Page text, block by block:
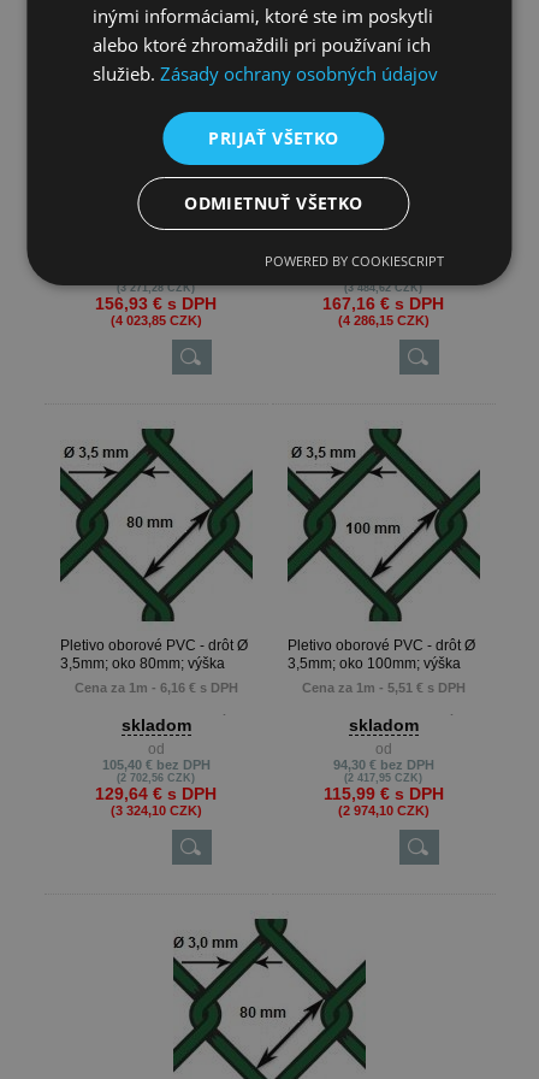
Pletivo oborové PVC - drôt Ø
4,0mm; oko 125mm; výška
Cena za 1m - 7,45 € s DPH
Ø 4,0 mm s poplastovaním
skladom
(3 271,28 CZK)
156,93 € s DPH
(4 023,85 CZK)
Pletivo oborové PVC - drôt Ø
4,0mm; oko 100mm; výška
200cmCena za 1m - 7,94 € s DPH
Ø 4,0 mm s poplastovaním
skladom
od
(3 484,62 CZK)
167,16 € s DPH
(4 286,15 CZK)
Pletivo oborové PVC - drôt Ø
3,5mm; oko 80mm; výška
200cm
Cena za 1m - 6,16 € s DPH
Ø 3,5mm s poplastovaním
Ø 2,5mm drôt
skladom
od
105,40 € bez DPH
(2 702,56 CZK)
129,64 € s DPH
(3 324,10 CZK)
Pletivo oborové PVC - drôt Ø
3,5mm; oko 100mm; výška
200cm
Cena za 1m - 5,51 € s DPH
Ø 3,5mm s poplastovaním
Ø 2,5mm drôt
skladom
od
94,30 € bez DPH
(2 417,95 CZK)
115,99 € s DPH
(2 974,10 CZK)
inými informáciami, ktoré ste im poskytli
alebo ktoré zhromaždili pri používaní ich
služieb.Zásady ochrany osobných údajov
PRIJAŤ VŠETKO
ODMIETNUŤ VŠETKO
POWERED BY COOKIESCRIPT